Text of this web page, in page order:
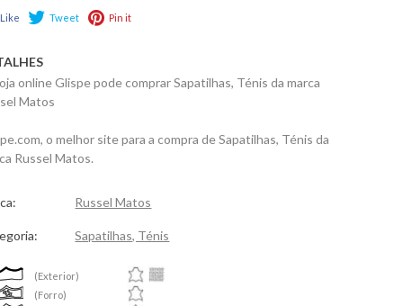
Like Tweet Pin it
online Glispe pode comprar Sapatilhas, Ténis da marca
Matos
o melhor site para a compra de Sapatilhas, Ténis da
Russel Matos.
Russel Matos
Sapatilhas, Ténis
(Exterior)
(Forro)